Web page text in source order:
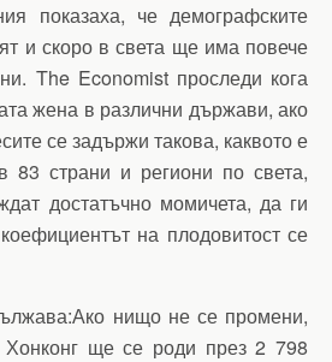
показаха, че демографските
и скоро в света ще има повече
The Economist проследи кога
жена в различни държави, ако
се задържи такова, каквото е
83 страни и региони по света,
достатъчно момичета, да ги
на плодовитост се
нищо не се промени,
ще се роди през 2 798